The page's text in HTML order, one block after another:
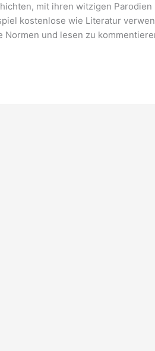
mit ihren witzigen
kostenlose wie Literatur
Normen und lesen zu